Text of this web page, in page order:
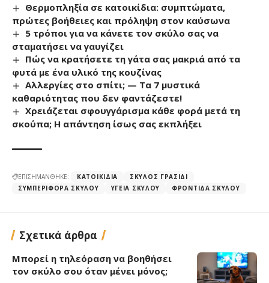
Θερμοπληξία σε κατοικίδια: συμπτώματα,
πρώτες βοήθειες και πρόληψη στον καύσωνα
5 τρόποι για να κάνετε τον σκύλο σας να
σταματήσει να γαυγίζει
Πώς να κρατήσετε τη γάτα σας μακριά από τα
φυτά με ένα υλικό της κουζίνας
Αλλεργίες στο σπίτι; — Τα 7 μυστικά
καθαριότητας που δεν φαντάζεστε!
Χρειάζεται σφουγγάρισμα κάθε φορά μετά τη
σκούπα; Η απάντηση ίσως σας εκπλήξει
ΕΠΙΣΗΜΑΝΘΗΚΕ: ΚΑΤΟΙΚΊΔΙΑ
ΣΚΎΛΟΣ ΓΡΑΣΊΔΙ
ΣΥΜΠΕΡΙΦΟΡΆ ΣΚΎΛΟΥ
ΥΓΕΊΑ ΣΚΎΛΟΥ ΦΡΟΝΤΊΔΑ ΣΚΎΛΟΥ
Σχετικά άρθρα
Μπορεί η τηλεόραση να βοηθήσει
τον σκύλο σου όταν μένει μόνος;